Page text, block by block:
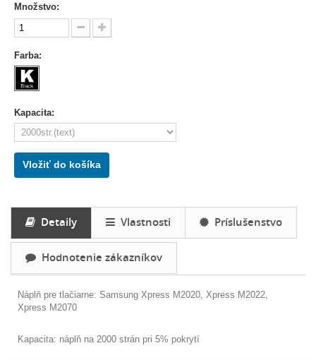
Množstvo:
Farba:
Kapacita:
Vložiť do košíka
Detaily Vlastnosti Príslušenstvo
Hodnotenie zákazníkov
Náplň pre tlačiarne: Samsung Xpress M2020, Xpress M2022,
Xpress M2070
Kapacita: náplň na 2000 strán pri 5% pokrytí